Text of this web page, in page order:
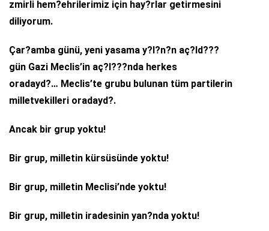
zmirli hem?ehrilerimiz için hay?rlar getirmesini
diliyorum.
Çar?amba günü, yeni yasama y?l?n?n aç?ld???
gün Gazi Meclis’in aç?l???nda herkes
oradayd?… Meclis’te grubu bulunan tüm partilerin
milletvekilleri oradayd?.
Ancak bir grup yoktu!
Bir grup, milletin kürsüsünde yoktu!
Bir grup, milletin Meclisi’nde yoktu!
Bir grup, milletin iradesinin yan?nda yoktu!